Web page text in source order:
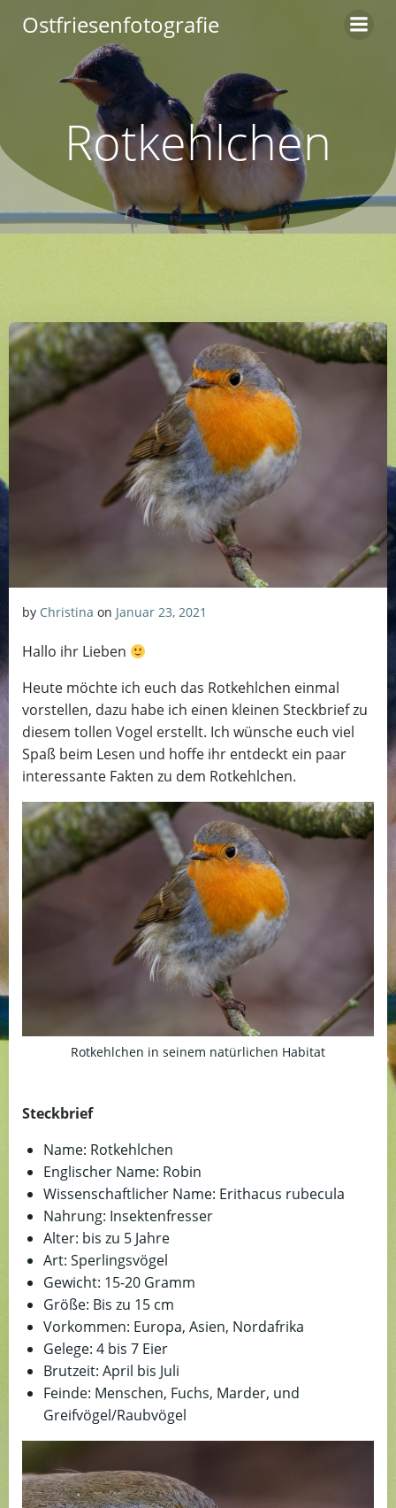
Inhalt
Ostfriesenfotografie
Rotkehlchen
by Christina on Januar 23, 2021
Hallo ihr Lieben
Heute möchte ich euch das Rotkehlchen einmal
vorstellen, dazu habe ich einen kleinen Steckbrief zu
diesem tollen Vogel erstellt. Ich wünsche euch viel
Spaß beim Lesen und hoffe ihr entdeckt ein paar
interessante Fakten zu dem Rotkehlchen.
Rotkehlchen in seinem natürlichen Habitat
Steckbrief
Name: Rotkehlchen
Englischer Name: Robin
Wissenschaftlicher Name: Erithacus rubecula
Nahrung: Insektenfresser
Alter: bis zu 5 Jahre
Art: Sperlingsvögel
Gewicht: 15-20 Gramm
Größe: Bis zu 15 cm
Vorkommen: Europa, Asien, Nordafrika
Gelege: 4 bis 7 Eier
Brutzeit: April bis Juli
Feinde: Menschen, Fuchs, Marder, und
Greifvögel/Raubvögel